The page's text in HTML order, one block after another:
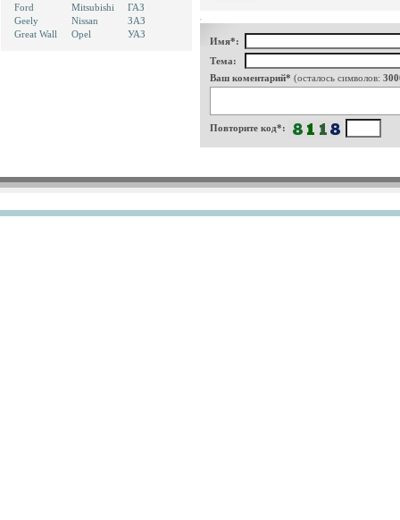
Ford
Geely
Great Wall
Mitsubishi
Nissan
Opel
ГАЗ
ЗАЗ
УАЗ
Имя*:
Тема:
Ваш коментарий* (осталось символов:
Повторите код*: